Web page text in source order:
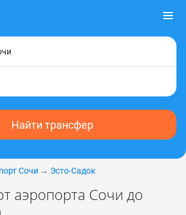
Найти трансфер
Сочи → Эсто-Садок
аэропорта Сочи до